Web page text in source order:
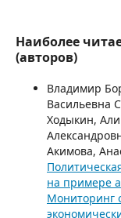
Наиболее
(авторов)
Владимир
Васильевна
Ходыкин,
Акимова,
на примере
Мониторинг